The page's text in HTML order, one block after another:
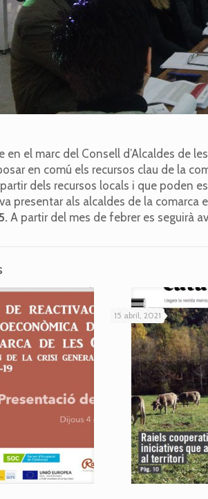
en el marc del Consell d’Alcaldes de
en comú els recursos clau de la
dels recursos locals i que poden
presentar als alcaldes de la comarca
A partir del mes de febrer es seguirà
15 abril, 2021